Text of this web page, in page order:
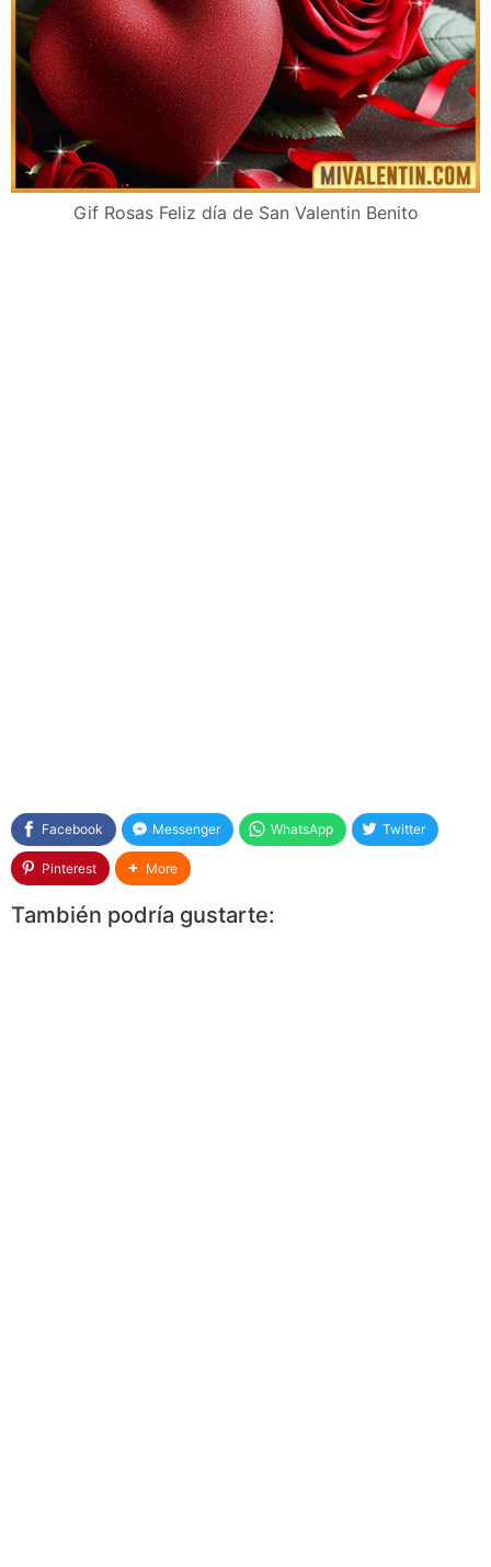
Gif Rosas Feliz día de San Valentin Benito
Facebook Messenger WhatsApp Twitter
Pinterest More
También podría gustarte: